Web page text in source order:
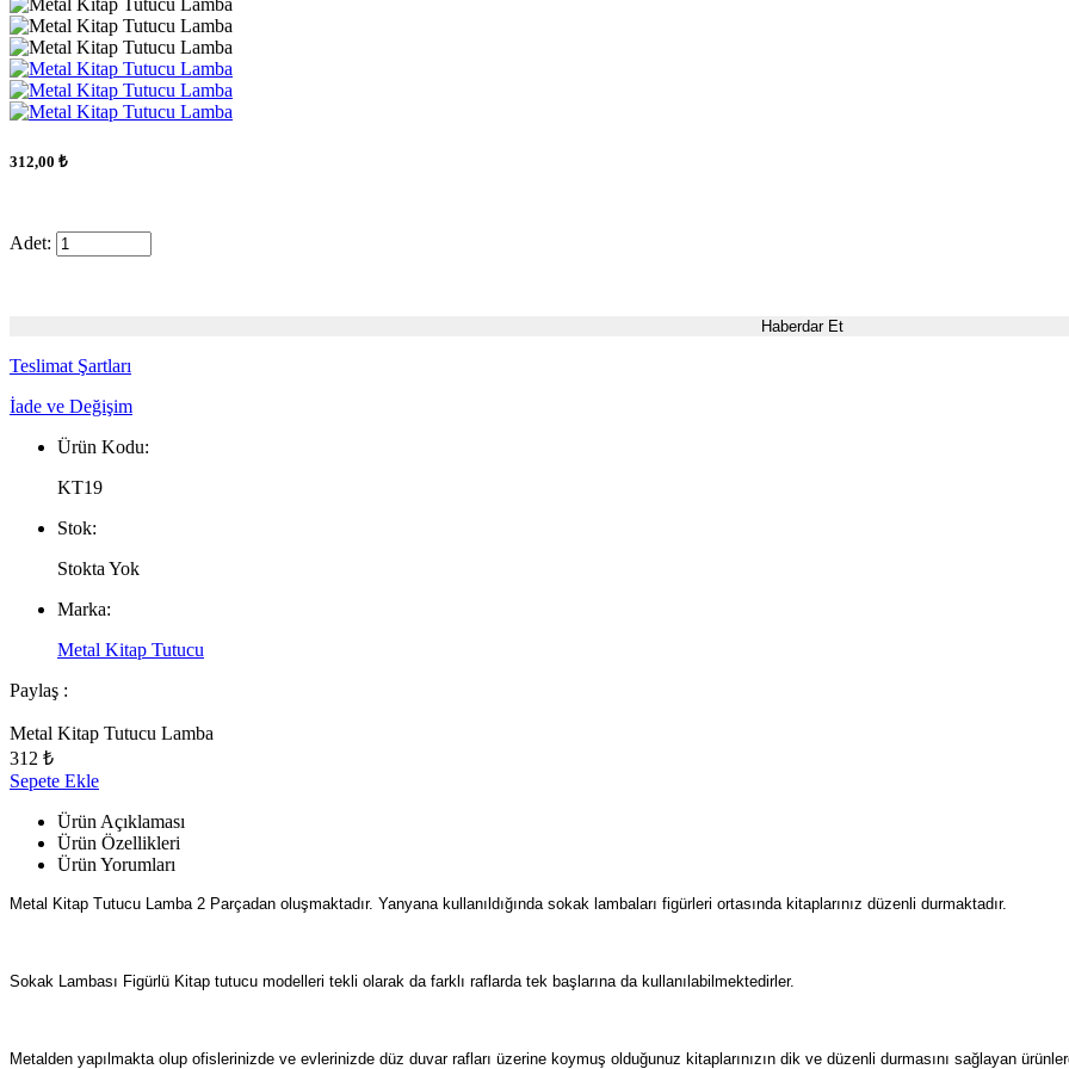
312,00 ₺
Adet:
Haberdar Et
Teslimat Şartları
İade ve Değişim
Ürün Kodu:
KT19
Stok:
Stokta Yok
Marka:
Metal Kitap Tutucu
Paylaş :
Metal Kitap Tutucu Lamba
312 ₺
Sepete Ekle
Ürün Açıklaması
Ürün Özellikleri
Ürün Yorumları
Metal Kitap Tutucu Lamba 2 Parçadan oluşmaktadır. Yanyana kullanıldığında sokak lambaları figürleri ortasında kitaplarınız düzenli durmaktadır.
Sokak Lambası Figürlü Kitap tutucu modelleri tekli olarak da farklı raflarda tek başlarına da kullanılabilmektedirler.
Metalden yapılmakta olup ofislerinizde ve evlerinizde düz duvar rafları üzerine koymuş olduğunuz kitaplarınızın dik ve düzenli durmasını sağlayan